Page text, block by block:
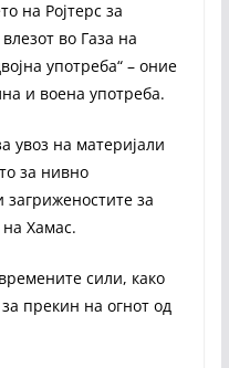
на Ројтерс за
во Газа на
употреба“ – оние
и воена употреба.
увоз на материјали
за нивно
за
Хамас.
сили, како
прекин на огнот од